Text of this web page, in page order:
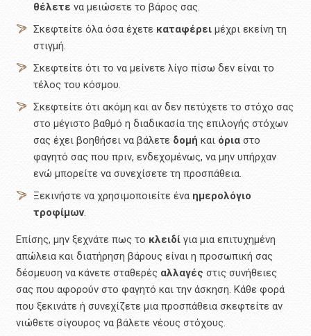
θέλετε να μειώσετε το βάρος σας.
Σκεφτείτε όλα όσα έχετε καταφέρειμέχρι εκείνη τη
στιγμή.
Σκεφτείτε ότι το να μείνετε λίγο πίσω δεν είναι το
τέλος του κόσμου.
Σκεφτείτε ότι ακόμη και αν δεν πετύχετε το στόχο σας
στο μέγιστο βαθμό η διαδικασία της επιλογής στόχων
σας έχει βοηθήσει να βάλετε δομή και όριαστο
φαγητό σας που πριν, ενδεχομένως, να μην υπήρχαν
ενώ μπορείτε να συνεχίσετε τη προσπάθεια.
Ξεκινήστε να χρησιμοποιείτε ένα ημερολόγιο
τροφίμων.
Επίσης, μην ξεχνάτε πως το κλειδίγια μια επιτυχημένη
απώλεια και διατήρηση βάρους είναι η προσωπική σας
δέσμευση να κάνετε σταθερές αλλαγές στις συνήθειες
σας που αφορούν στο φαγητό και την άσκηση. Κάθε φορά
που ξεκινάτε ή συνεχίζετε μια προσπάθεια σκεφτείτε αν
νιώθετε σίγουρος να βάλετε νέους στόχους.